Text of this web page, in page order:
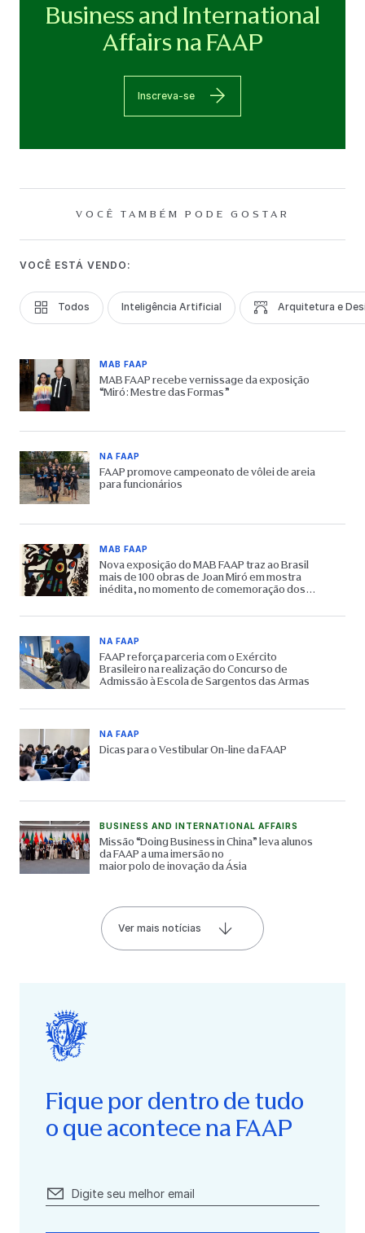
Business and International
Affairs na FAAP
Inscreva-se
VOCÊ TAMBÉM PODE GOSTAR
VOCÊ ESTÁ VENDO:
Todos Inteligência Artificial Arquitetura e
MAB FAAP
MAB FAAP recebe vernissage da exposição
“Miró: Mestre das Formas”
NA FAAP
FAAP promove campeonato de vôlei de areia
para funcionários
MAB FAAP
Nova exposição do MAB FAAP traz ao Brasil
mais de 100 obras de Joan Miró em mostra
inédita, no momento de comemoração dos
NA FAAP
FAAP reforça parceria com o Exército
Brasileiro na realização do Concurso de
Admissão à Escola de Sargentos das Armas
NA FAAP
Dicas para o Vestibular On-line da FAAP
BUSINESS AND INTERNATIONAL AFFAIRS
Missão “Doing Business in China” leva alunos
da FAAP a uma imersão no
maior polo de inovação da Ásia
Ver mais notícias
Fique por dentro de tudo
o que acontece na FAAP